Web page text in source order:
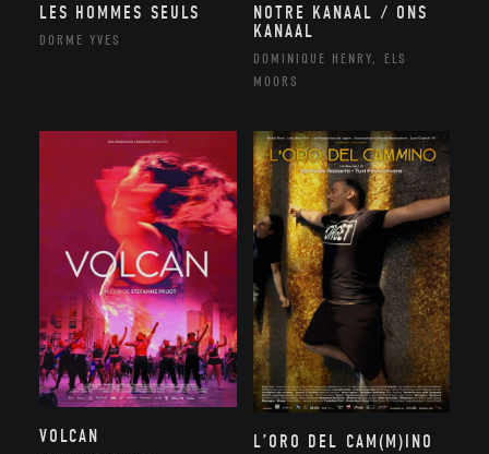
LES HOMMES SEULS
DORME YVES
NOTRE KANAAL / ONS
KANAAL
DOMINIQUE HENRY, ELS
MOORS
VOLCAN L’ORO DEL CAM(M)INO